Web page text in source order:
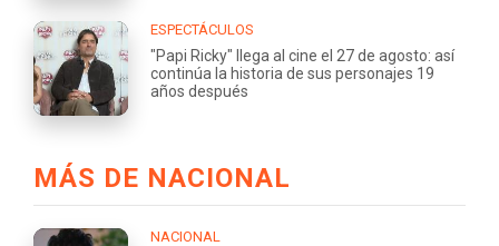
ESPECTÁCULOS
"Papi Ricky" llega al cine el 27 de agosto: así
continúa la historia de sus personajes 19
años después
MÁS DE NACIONAL
NACIONAL